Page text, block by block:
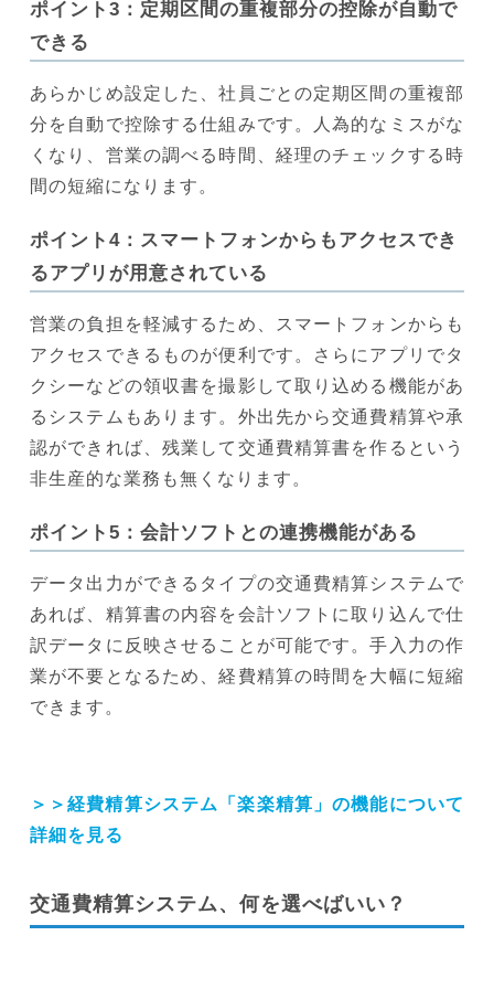
ポイント3：定期区間の重複部分の控除が自動で
できる
あらかじめ設定した、社員ごとの定期区間の重複部
分を自動で控除する仕組みです。人為的なミスがな
くなり、営業の調べる時間、経理のチェックする時
間の短縮になります。
ポイント4：スマートフォンからもアクセスでき
るアプリが用意されている
営業の負担を軽減するため、スマートフォンからも
アクセスできるものが便利です。さらにアプリでタ
クシーなどの領収書を撮影して取り込める機能があ
るシステムもあります。外出先から交通費精算や承
認ができれば、残業して交通費精算書を作るという
非生産的な業務も無くなります。
ポイント5：会計ソフトとの連携機能がある
データ出力ができるタイプの交通費精算システムで
あれば、精算書の内容を会計ソフトに取り込んで仕
訳データに反映させることが可能です。手入力の作
業が不要となるため、経費精算の時間を大幅に短縮
できます。
＞＞経費精算システム「楽楽精算」の機能について
詳細を見る
交通費精算システム、何を選べばいい？